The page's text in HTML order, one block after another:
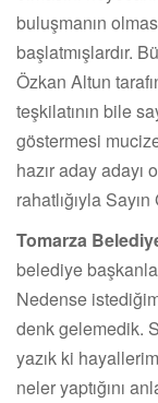
buluşmanın
başlatmışlardır.
Özkan Altun
teşkilatının bile
göstermesi
hazır aday
rahatlığıyla
Tomarza
belediye
Nedense
denk gelemedik.
yazık ki
neler yaptığını